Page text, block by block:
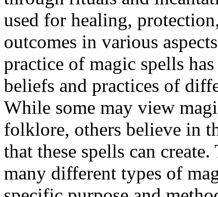
used for healing,
outcomes in various
practice of magic spells
beliefs and practices of
While some may view
folklore, others believe in
that these spells can
many different types of